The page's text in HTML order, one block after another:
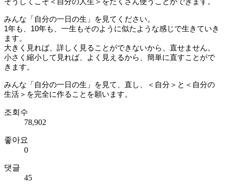
みんな「自分の一日の生」を見てください。
1年も、10年も、一生もそのように似たような感じで生きていき
ます。
大きく見れば、詳しく見ることができないから、直せません。
小さく縮小して見れば、よく見えるから、簡単に直すことがで
きます。
みんな「自分の一日の生」を見て、直し、＜自分＞と＜自分の
生活＞を完全に作ることを願います。
조회수
78,902
좋아요
0
댓글
45